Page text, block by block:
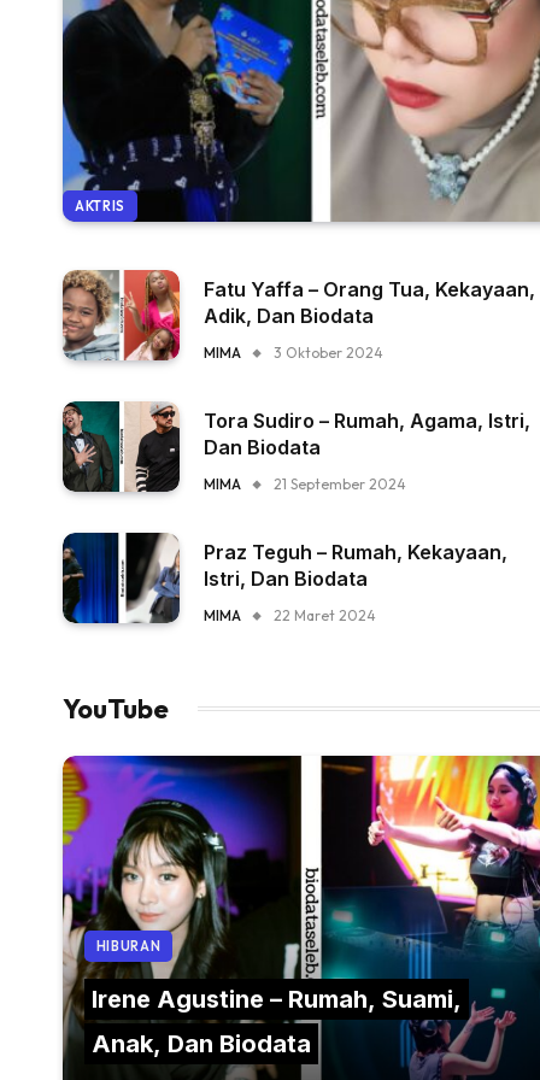
AKTRIS
Fatu Yaffa – Orang Tua, Kekayaan,
Adik, Dan Biodata
MIMA 3 Oktober 2024
Tora Sudiro – Rumah, Agama, Istri,
Dan Biodata
MIMA 21 September 2024
Praz Teguh – Rumah, Kekayaan,
Istri, Dan Biodata
MIMA 22 Maret 2024
YouTube
HIBURAN
Irene Agustine – Rumah, Suami,
Anak, Dan Biodata